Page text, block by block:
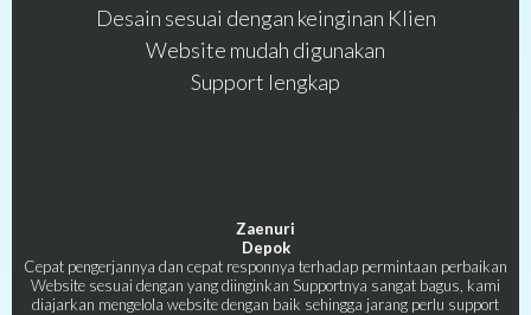
Desain sesuai dengan keinginan Klien
Website mudah digunakan
Support lengkap
Zaenuri
Depok
Cepat pengerjannya dan cepat responnya terhadap permintaan perbaikan
Website sesuai dengan yang diinginkan Supportnya sangat bagus, kami
diajarkan mengelola website dengan baik sehingga jarang perlu support